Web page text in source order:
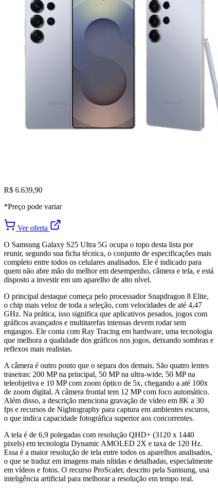
R$ 6.639,90
*Preço pode variar
Ver oferta
O Samsung Galaxy S25 Ultra 5G ocupa o topo desta lista por
reunir, segundo sua ficha técnica, o conjunto de especificações mais
completo entre todos os celulares analisados. Ele é indicado para
quem não abre mão do melhor em desempenho, câmera e tela, e está
disposto a investir em um aparelho de alto nível.
O principal destaque começa pelo processador Snapdragon 8 Elite,
o chip mais veloz de toda a seleção, com velocidades de até 4,47
GHz. Na prática, isso significa que aplicativos pesados, jogos com
gráficos avançados e multitarefas intensas devem rodar sem
engasgos. Ele conta com Ray Tracing em hardware, uma tecnologia
que melhora a qualidade dos gráficos nos jogos, deixando sombras e
reflexos mais realistas.
A câmera é outro ponto que o separa dos demais. São quatro lentes
traseiras: 200 MP na principal, 50 MP na ultra-wide, 50 MP na
teleobjetiva e 10 MP com zoom óptico de 5x, chegando a até 100x
de zoom digital. A câmera frontal tem 12 MP com foco automático.
Além disso, a descrição menciona gravação de vídeo em 8K a 30
fps e recursos de Nightography para captura em ambientes escuros,
o que indica capacidade fotográfica superior aos concorrentes.
A tela é de 6,9 polegadas com resolução QHD+ (3120 x 1440
pixels) em tecnologia Dynamic AMOLED 2X e taxa de 120 Hz.
Essa é a maior resolução de tela entre todos os aparelhos analisados,
o que se traduz em imagens mais nítidas e detalhadas, especialmente
em vídeos e fotos. O recurso ProScaler, descrito pela Samsung, usa
inteligência artificial para melhorar a resolução em tempo real.